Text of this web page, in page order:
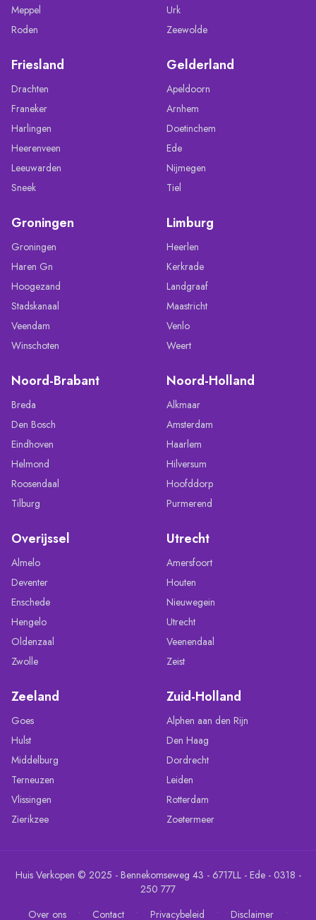
Meppel
Roden
Urk
Zeewolde
Friesland
Drachten
Franeker
Harlingen
Heerenveen
Leeuwarden
Sneek
Gelderland
Apeldoorn
Arnhem
Doetinchem
Ede
Nijmegen
Tiel
Groningen
Groningen
Haren Gn
Hoogezand
Stadskanaal
Veendam
Winschoten
Limburg
Heerlen
Kerkrade
Landgraaf
Maastricht
Venlo
Weert
Noord-Brabant
Breda
Den Bosch
Eindhoven
Helmond
Roosendaal
Tilburg
Noord-Holland
Alkmaar
Amsterdam
Haarlem
Hilversum
Hoofddorp
Purmerend
Overijssel
Almelo
Deventer
Enschede
Hengelo
Oldenzaal
Zwolle
Utrecht
Amersfoort
Houten
Nieuwegein
Utrecht
Veenendaal
Zeist
Zeeland
Goes
Hulst
Middelburg
Terneuzen
Vlissingen
Zierikzee
Zuid-Holland
Alphen aan den Rijn
Den Haag
Dordrecht
Leiden
Rotterdam
Zoetermeer
Huis Verkopen © 2025 - Bennekomseweg 43 - 6717LL - Ede - 0318 -
250 777
Over ons
• Contact • Privacybeleid • Disclaimer
•